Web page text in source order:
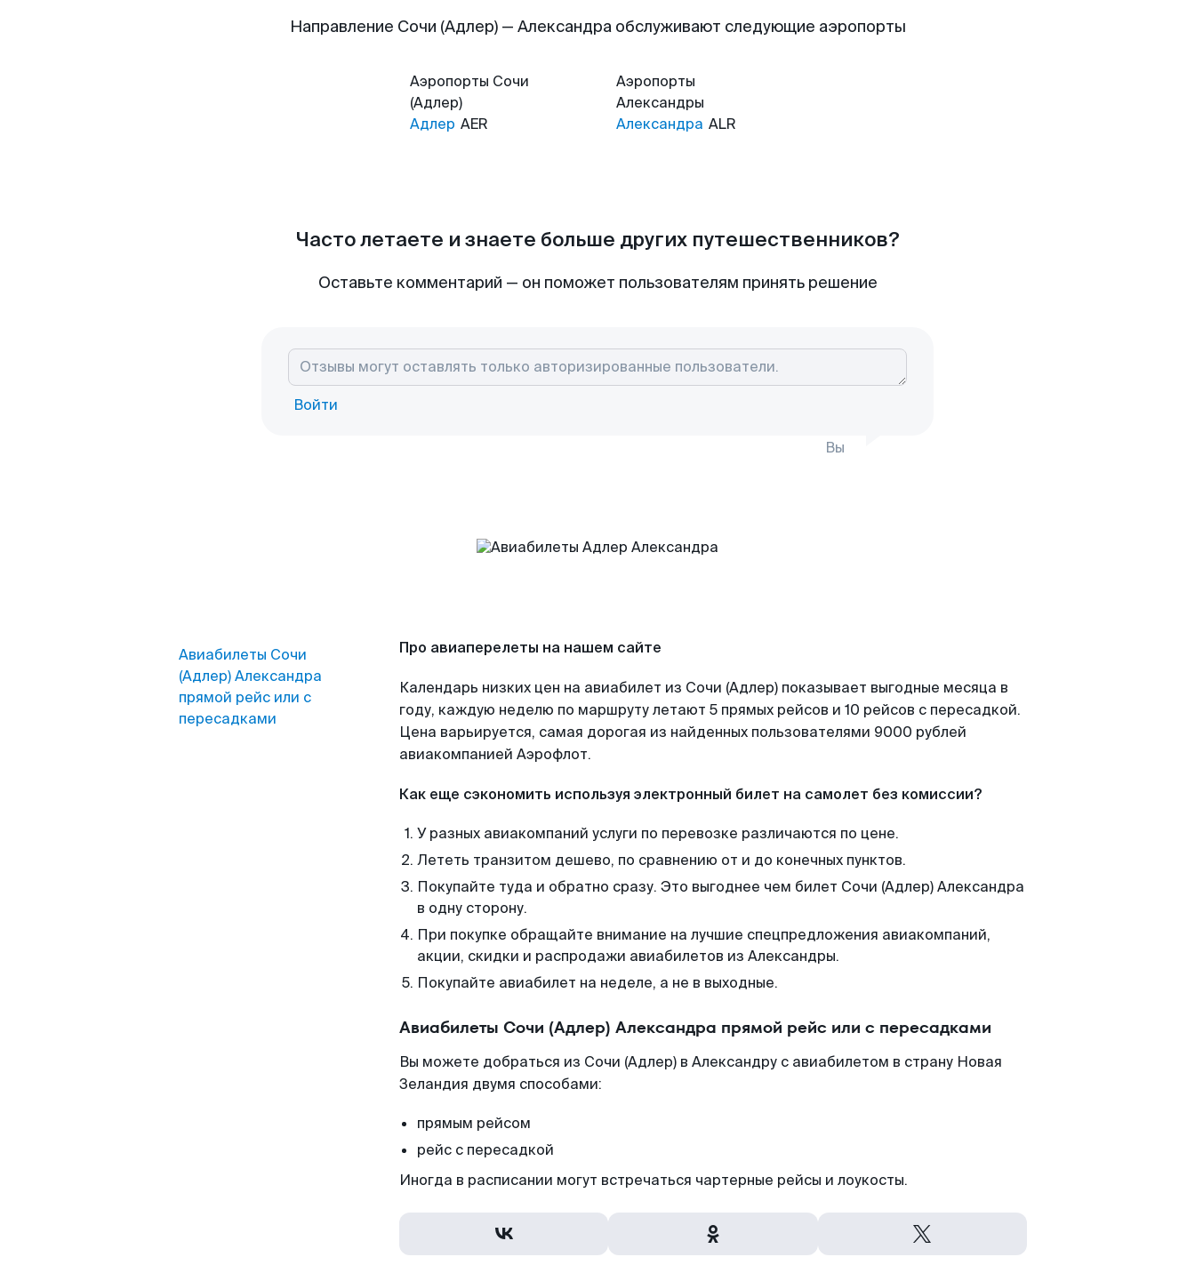
Направление Сочи (Адлер) — Александра обслуживают следующие аэропорты
Аэропорты Сочи
(Адлер)
Адлер AER
Аэропорты
Александры
Александра ALR
Часто летаете и знаете больше других путешественников?
Оставьте комментарий — он поможет пользователям принять решение
Войти
Вы
Авиабилеты Сочи
(Адлер) Александра
прямой рейс или с
пересадками
Про авиаперелеты на нашем сайте
Календарь низких цен на авиабилет из Сочи (Адлер) показывает выгодные месяца в
году, каждую неделю по маршруту летают 5 прямых рейсов и 10 рейсов с пересадкой.
Цена варьируется, самая дорогая из найденных пользователями 9000 рублей
авиакомпанией Аэрофлот.
Как еще сэкономить используя электронный билет на самолет без комиссии?
У разных авиакомпаний услуги по перевозке различаются по цене.
Лететь транзитом дешево, по сравнению от и до конечных пунктов.
Покупайте туда и обратно сразу. Это выгоднее чем билет Сочи (Адлер) Александра
в одну сторону.
При покупке обращайте внимание на лучшие спецпредложения авиакомпаний,
акции, скидки и распродажи авиабилетов из Александры.
Покупайте авиабилет на неделе, а не в выходные.
Авиабилеты Сочи (Адлер) Александра прямой рейс или с пересадками
Вы можете добраться из Сочи (Адлер) в Александру с авиабилетом в страну Новая
Зеландия двумя способами:
прямым рейсом
рейс с пересадкой
Иногда в расписании могут встречаться чартерные рейсы и лоукосты.